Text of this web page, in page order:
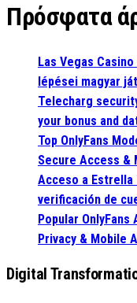
Πρόσφατα
Las Vegas
lépései magyar
Telecharg
your bonus and
Top OnlyFans
Secure Access &
Acceso a Estrella
verificación de
Popular
Privacy & Mobile
Digital